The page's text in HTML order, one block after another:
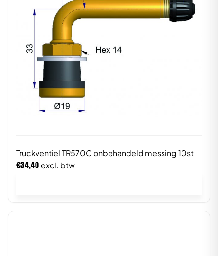
Truckventiel TR570C onbehandeld messing 10st
€34,40 excl. btw